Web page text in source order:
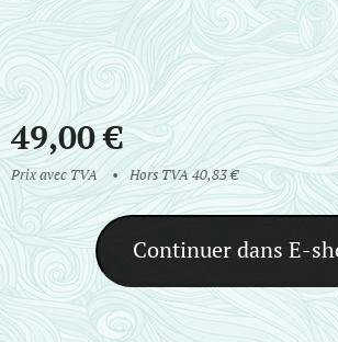
49,00€
Prix avec TVA Hors TVA 40,83 €
Continuer dans E-